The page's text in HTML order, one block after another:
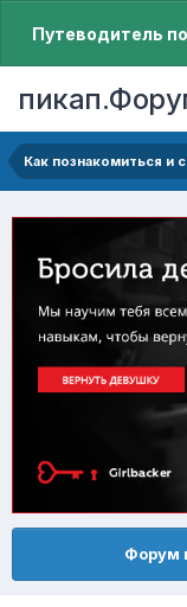
Путеводитель
Как познакомиться и
Форум